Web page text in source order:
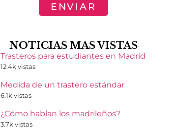
ENVIAR
NOTICIAS MAS VISTAS
Trasteros para estudiantes en Madrid
12.4k vistas
Medida de un trastero estándar
6.1k vistas
¿Cómo hablan los madrileños?
3.7k vistas